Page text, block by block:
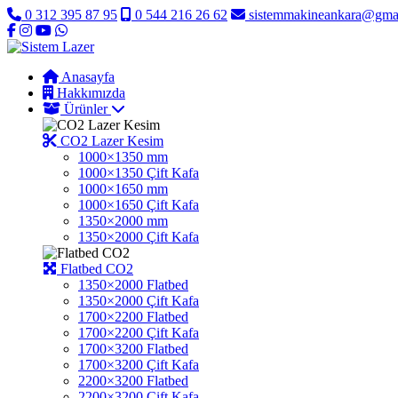
0 312 395 87 95 0 544 216 26 62
Anasayfa
Hakkımızda
Ürünler
CO2 Lazer Kesim
1000×1350 mm
1000×1350 Çift Kafa
1000×1650 mm
1000×1650 Çift Kafa
1350×2000 mm
1350×2000 Çift Kafa
Flatbed CO2
1350×2000 Flatbed
1350×2000 Çift Kafa
1700×2200 Flatbed
1700×2200 Çift Kafa
1700×3200 Flatbed
1700×3200 Çift Kafa
2200×3200 Flatbed